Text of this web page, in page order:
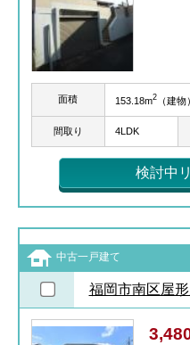
面積 153.18m2（建物
間取り 4LDK
検討中
中古一戸建て
福岡市南区屋